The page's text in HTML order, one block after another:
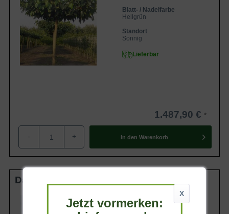
Blatt- / Nadelfarbe
Hellgrün
Standort
Sonnig
Lieferbar
1.487,90 €
- + In den Warenkorb
Dach HS 10-12 StU m. Db.
Stammhöhe
ca. 240 cm
X
Jetzt vormerken: